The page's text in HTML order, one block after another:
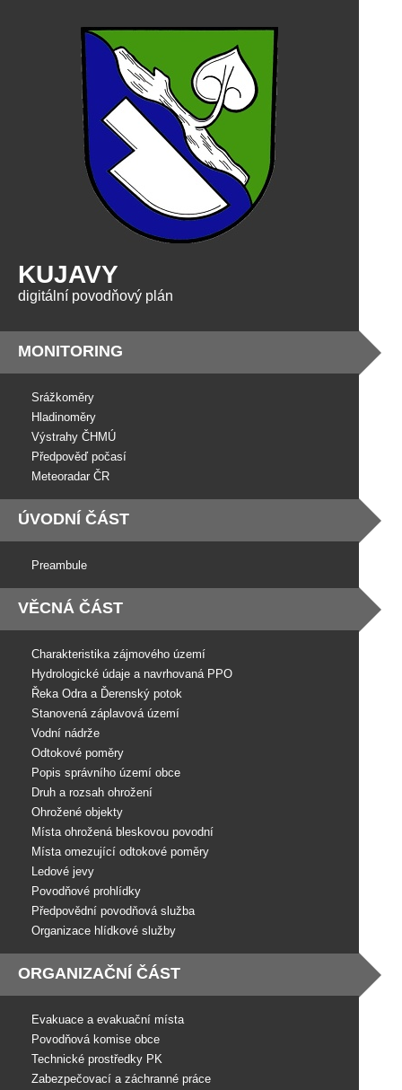
KUJAVY
digitální povodňový plán
MONITORING
Srážkoměry
Hladinoměry
Výstrahy ČHMÚ
Předpověď počasí
Meteoradar ČR
ÚVODNÍ ČÁST
Preambule
VĚCNÁ ČÁST
Charakteristika zájmového území
Hydrologické údaje a navrhovaná PPO
Řeka Odra a Ďerenský potok
Stanovená záplavová území
Vodní nádrže
Odtokové poměry
Popis správního území obce
Druh a rozsah ohrožení
Ohrožené objekty
Místa ohrožená bleskovou povodní
Místa omezující odtokové poměry
Ledové jevy
Povodňové prohlídky
Předpovědní povodňová služba
Organizace hlídkové služby
ORGANIZAČNÍ ČÁST
Evakuace a evakuační místa
Povodňová komise obce
Technické prostředky PK
Zabezpečovací a záchranné práce